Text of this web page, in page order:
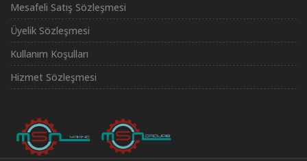
Mesafeli Satış Sözleşmesi
Üyelik Sözleşmesi
Kullanım Koşulları
Hizmet Sözleşmesi